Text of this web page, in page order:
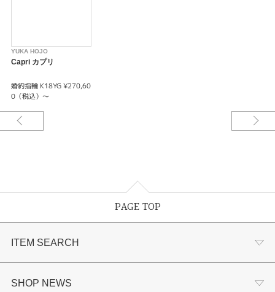
YUKA HOJO
Capri カプリ
婚約指輪 K18YG ¥270,60
0（税込）～
PAGE TOP
ITEM SEARCH
婚約指輪
SHOP NEWS